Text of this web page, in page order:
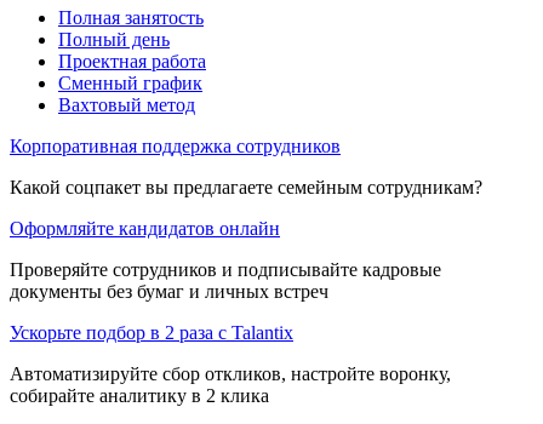
Полная занятость
Полный день
Проектная работа
Сменный график
Вахтовый метод
Корпоративная поддержка сотрудников
Какой соцпакет вы предлагаете семейным сотрудникам?
Оформляйте кандидатов онлайн
Проверяйте сотрудников и подписывайте кадровые
документы без бумаг и личных встреч
Ускорьте подбор в 2 раза с Talantix
Автоматизируйте сбор откликов, настройте воронку,
собирайте аналитику в 2 клика